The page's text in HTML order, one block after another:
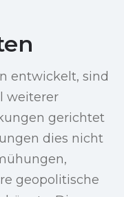
entwickelt, sind
weiterer
gerichtet
dies nicht
geopolitische